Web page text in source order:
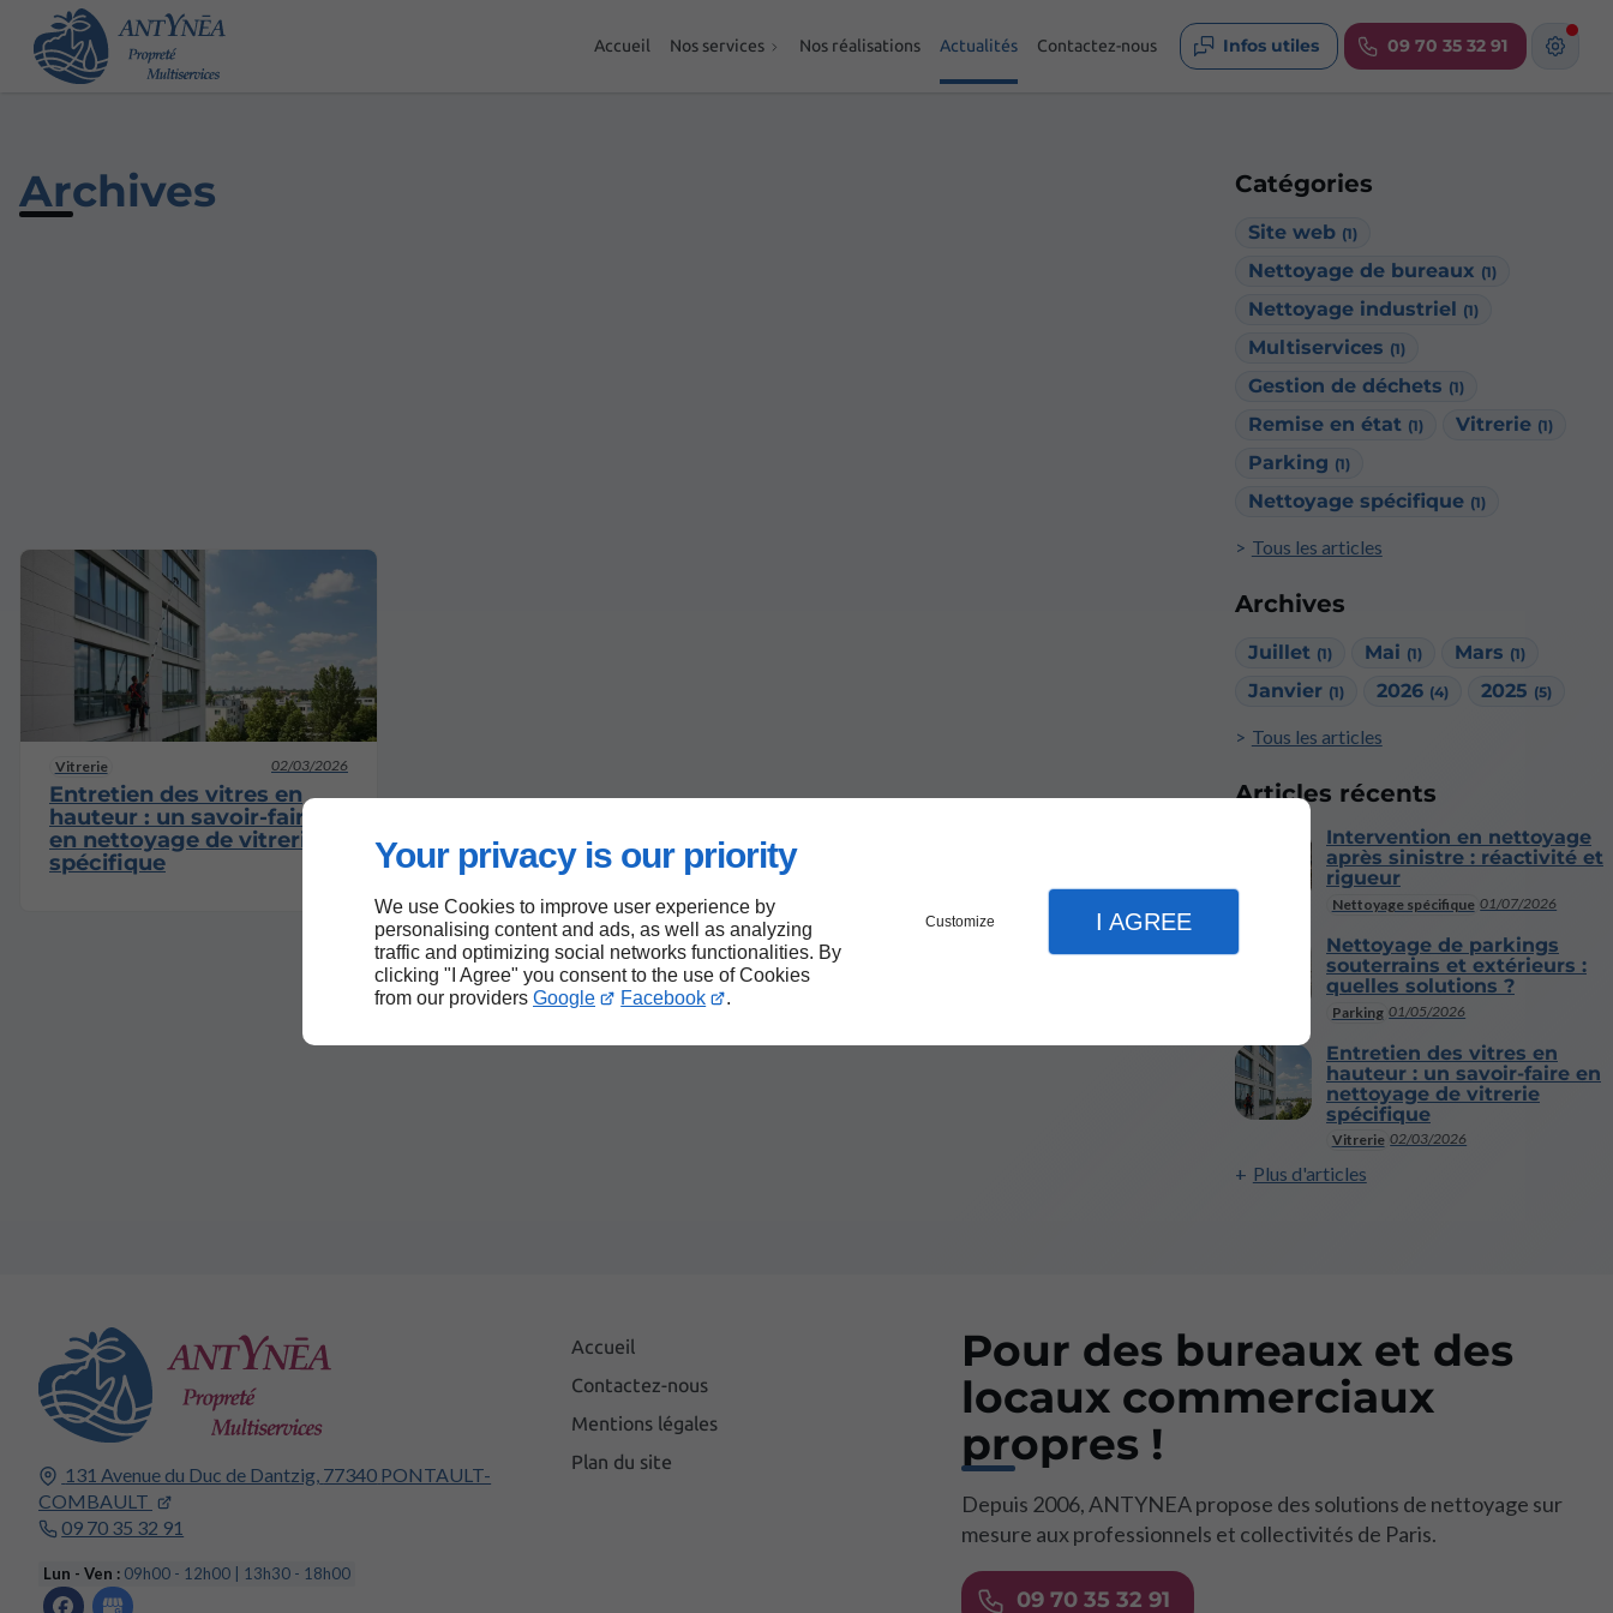
Your privacy is our priority
We use Cookies to improve user experience by
personalising content and ads, as well as analyzing
traffic and optimizing social networks functionalities. By
clicking "I Agree" you consent to the use of Cookies
from our providers Google Facebook .
Customize I AGREE
Accueil Nos services Nos réalisations Actualités Contactez-nous Infos utiles 09 70 35 32 91
Catégories
Site web (1)
Nettoyage de bureaux (1)
Nettoyage industriel (1)
Multiservices (1)
Gestion de déchets (1)
Remise en état (1) Vitrerie (1)
Parking (1)
Nettoyage spécifique (1)
Tous les articles
Archives
Juillet (1) Mai (1) Mars (1)
Janvier (1) 2026 (4) 2025 (5)
Tous les articles
Articles récents
Nettoyage spécifique 01/07/2026
Intervention en nettoyage
après sinistre : réactivité et
rigueur
Parking 01/05/2026
Nettoyage de parkings
souterrains et extérieurs :
quelles solutions ?
Vitrerie 02/03/2026
Entretien des vitres en
hauteur : un savoir-faire en
nettoyage de vitrerie
spécifique
Plus d'articles
Archives
Vitrerie 02/03/2026
Entretien des vitres en
hauteur : un savoir-faire
en nettoyage de vitrerie
spécifique
131 Avenue du Duc de Dantzig, 77340 PONTAULT-
COMBAULT
09 70 35 32 91
Lun - Ven : 09h00 - 12h00 | 13h30 - 18h00
Accueil
Contactez-nous
Mentions légales
Plan du site
Pour des bureaux et des
locaux commerciaux
propres !
Depuis 2006, ANTYNEA propose des solutions de nettoyage sur
mesure aux professionnels et collectivités de Paris.
09 70 35 32 91